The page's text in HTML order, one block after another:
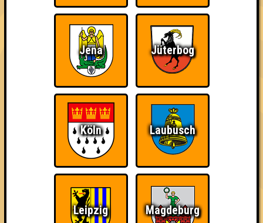
14 12 9 35
3. Die Bärtigen
11 10 33
3. Filetstücke
4. Pauschalwissen
12 8 32
5. Fango am Mars
13 31
6. geile Stelle
6. Die echten Smarties
Jena Jüterbog
Köln Laubusch
Leipzig Magdeburg